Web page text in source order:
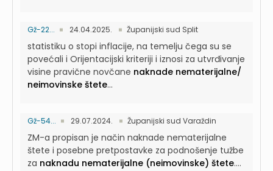
Gž-22... 24.04.2025. Županijski sud Split
statistiku o stopi inflacije, na temelju čega su se
povećali i Orijentacijski kriteriji i iznosi za utvrđivanje
visine pravične novčane naknade nematerijalne/
neimovinske štete...
Gž-54... 29.07.2024. Županijski sud Varaždin
ZM-a propisan je način naknade nematerijalne
štete i posebne pretpostavke za podnošenje tužbe
za naknadu nematerijalne (neimovinske) štete....